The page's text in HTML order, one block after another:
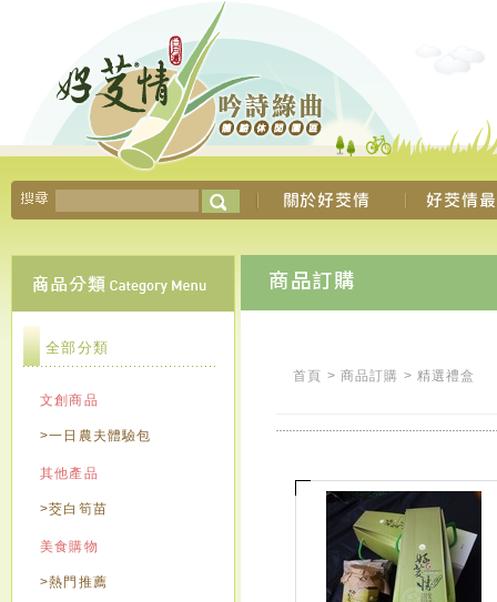
全部分類
文創商品
>一日農夫體驗包
其他產品
>茭白筍苗
美食購物
>熱門推薦
首頁 > 商品訂購 > 精選禮盒